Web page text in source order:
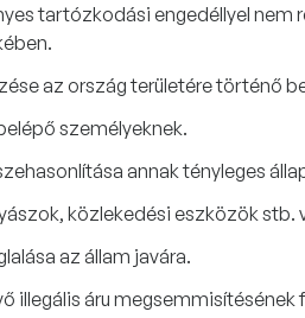
tartózkodási engedéllyel
az ország területére történő
személyeknek.
annak tényleges
közlekedési eszközök stb.
az állam javára.
illegális áru megsemmisítésének